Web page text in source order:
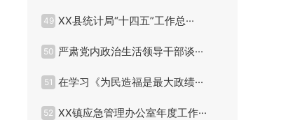
49 XX县统计局“十四五”工作总···
50 严肃党内政治生活领导干部谈···
51 在学习《为民造福是最大政绩···
52 XX镇应急管理办公室年度工作···